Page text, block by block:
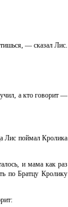
— сказал Лис.
а кто говорит —
Лис поймал Кролика
и мама как раз
по Братцу Кролику